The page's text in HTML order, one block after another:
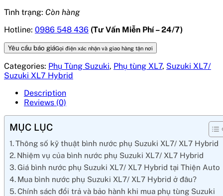
Tình trạng: Còn hàng
Hotline: 0986 548 436 (Tư Vấn Miễn Phí – 24/7)
Yêu cầu báo giáGọi điện xác nhận và giao hàng tận nơi
Categories: Phụ Tùng Suzuki, Phụ tùng XL7, Suzuki XL7/
Suzuki XL7 Hybrid
Description
Reviews (0)
MỤC LỤC
Thông số kỹ thuật bình nước phụ Suzuki XL7/ XL7 Hybrid
Nhiệm vụ của bình nước phụ Suzuki XL7/ XL7 Hybrid
Giá bình nước phụ Suzuki XL7/ XL7 Hybrid tại Thiện Auto
Mua bình nước phụ Suzuki XL7/ XL7 Hybrid ở đâu?
Chính sách đổi trả và bảo hành khi mua phụ tùng Suzuki